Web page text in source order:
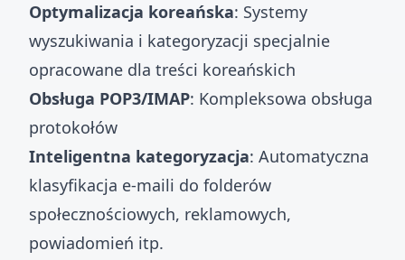
Optymalizacja koreańska: Systemy
wyszukiwania i kategoryzacji specjalnie
opracowane dla treści koreańskich
Obsługa POP3/IMAP: Kompleksowa obsługa
protokołów
Inteligentna kategoryzacja: Automatyczna
klasyfikacja e-maili do folderów
społecznościowych, reklamowych,
powiadomień itp.